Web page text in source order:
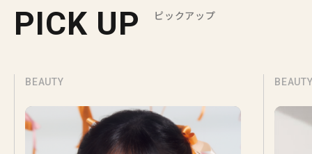
PICK UP ピックアップ
BEAUTY